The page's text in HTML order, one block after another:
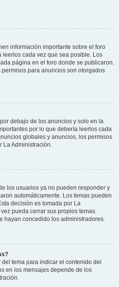
información importante sobre el foro
cada vez que sea posible. Los
página en el foro donde se publicaron.
para anuncios son otorgados
debajo de los anuncios y solo en la
por lo que debería leerlos cada
globales y anuncios, los permisos
La Administración.
los usuarios ya no pueden responder y
automáticamente. Los temas pueden
decisión es tomada por La
pueda cerrar sus propios temas
hayan concedido los administradores.
tema para indicar el contenido del
en los mensajes depende de los